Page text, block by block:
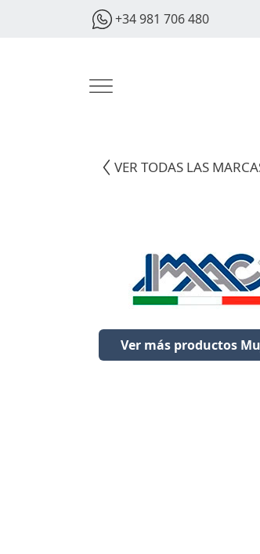
+34 981 706 480
VER TODAS LAS
Ver más productos